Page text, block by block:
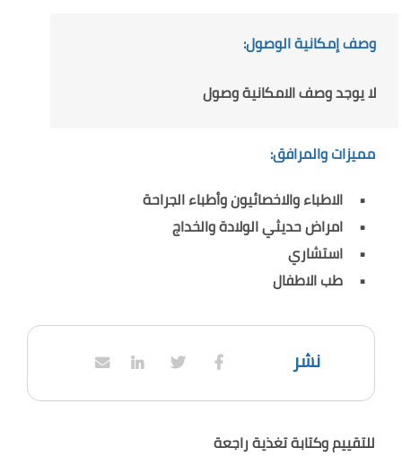
وصف إمكانية الوصول:
لا يوجد وصف الامكانية وصول
مميزات والمرافق:
الاطباء والاخصائيون وأطباء الجراحة
امراض حديثي الولادة والخداج
استشاري
طب الاطفال
نشر
للتقييم وكتابة تغذية راجعة